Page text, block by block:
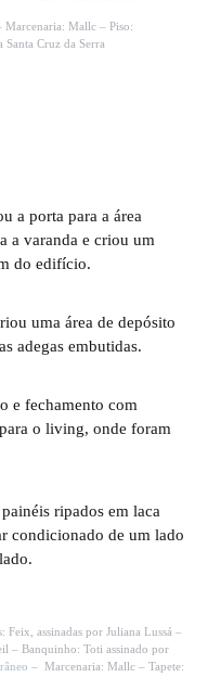
Mallc – Piso:
Cruz da Serra
a porta para a área
a varanda e criou um
do edifício.
uma área de depósito
adegas embutidas.
e fechamento com
o living, onde foram
ripados em laca
condicionado de um lado
assinadas por Juliana Lussá –
– Banquinho: Toti assinado por
– Marcenaria: Mallc – Tapete: